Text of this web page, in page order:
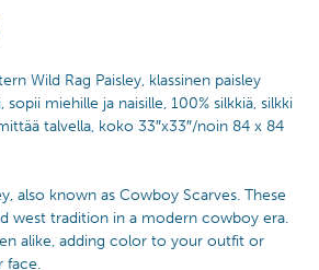
Wild Rag Paisley, klassinen paisley
miehille ja naisille, 100% silkkiä, silkki
talvella, koko 33″x33″/noin 84 x 84
also known as Cowboy Scarves. These
west tradition in a modern cowboy era.
alike, adding color to your outfit or
face.